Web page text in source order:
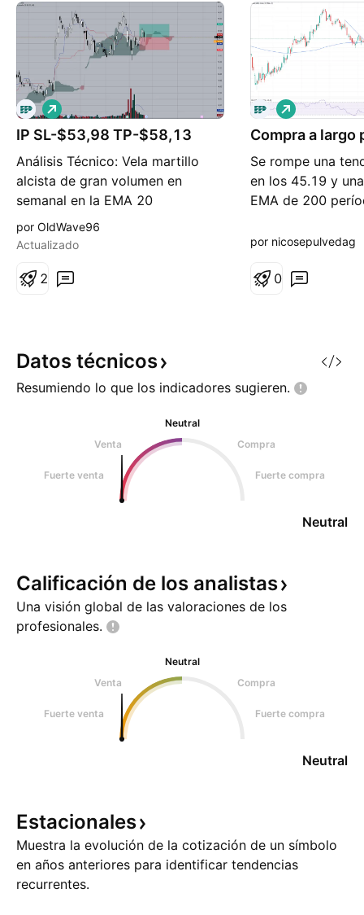
IP SL-$53,98 TP-$58,13
Análisis Técnico: Vela martillo
alcista de gran volumen en
semanal en la EMA 20
Acumulación en diario Cruce de
MACD en diario Algo de fé
L
a
r
o
por OldWave96
Actualizado
2
Compra a largo
Se rompe una
en los 45.19 y
EMA de 200
para mantener
Actualmente se
L
a
r
o
por nicosepulvedag
0
Datos técnicos
Resumiendo lo que los indicadores sugieren.
Neutral
Venta
Compra
Fuerte venta Fuerte compra
Neutral
Calificación de los analistas
Una visión global de las valoraciones de los
profesionales.
Neutral
Venta
Compra
Fuerte venta Fuerte compra
Neutral
Estacionales
Muestra la evolución de la cotización de un símbolo
en años anteriores para identificar tendencias
recurrentes.